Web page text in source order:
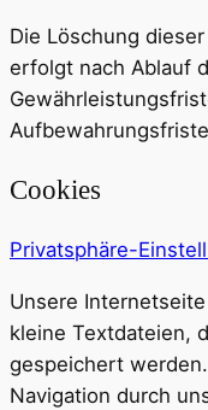
Die Löschung
erfolgt nach Ablauf
Cookies
Privatsphäre-
Unsere
kleine Textdateien,
gespeichert
Navigation durch